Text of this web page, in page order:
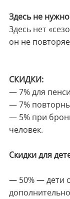
Здесь не
Здесь нет
он не
СКИДКИ:
— 7% для
— 7%
— 5% при
человек.
Скидки для
— 50% — дети